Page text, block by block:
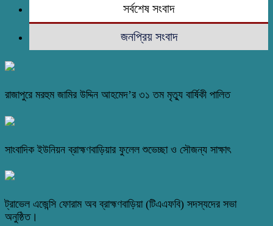
সর্বশেষ সংবাদ
জনপ্রিয় সংবাদ
রাজাপুরে মরহুম জামির উদ্দিন আহমেদ’র ৩১ তম মৃত্যু বার্ষিকী পালিত
সাংবাদিক ইউনিয়ন ব্রাহ্মণবাড়িয়ার ফুলেল শুভেচ্ছা ও সৌজন্য সাক্ষাৎ
ট্রাভেল এজেন্সি ফোরাম অব ব্রাহ্মণবাড়িয়া (টিএএফবি) সদস্যদের সভা
অনুষ্ঠিত।